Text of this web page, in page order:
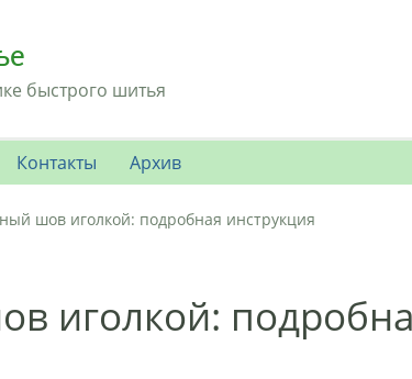
быстрого шитья
Контакты Архив
шов иголкой: подробная инструкция
иголкой: